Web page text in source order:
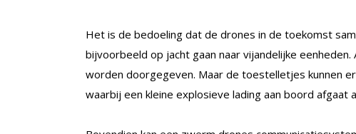
Het is de bedoeling dat de drones in de toekomst
bijvoorbeeld op jacht gaan naar vijandelijke
worden doorgegeven. Maar de toestelletjes kunnen
waarbij een kleine explosieve lading aan boord afgaat